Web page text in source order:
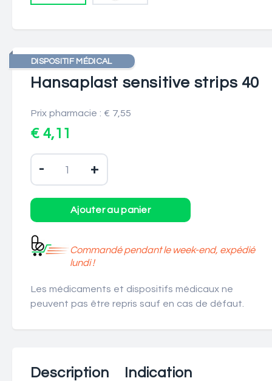
DISPOSITIF MÉDICAL
Hansaplast sensitive strips 40
Prix pharmacie : € 7,55
€ 4,11
- +
Commandé pendant le week-end, expédié
lundi !
Les médicaments et dispositifs médicaux ne
peuvent pas être repris sauf en cas de défaut.
Description
Indication